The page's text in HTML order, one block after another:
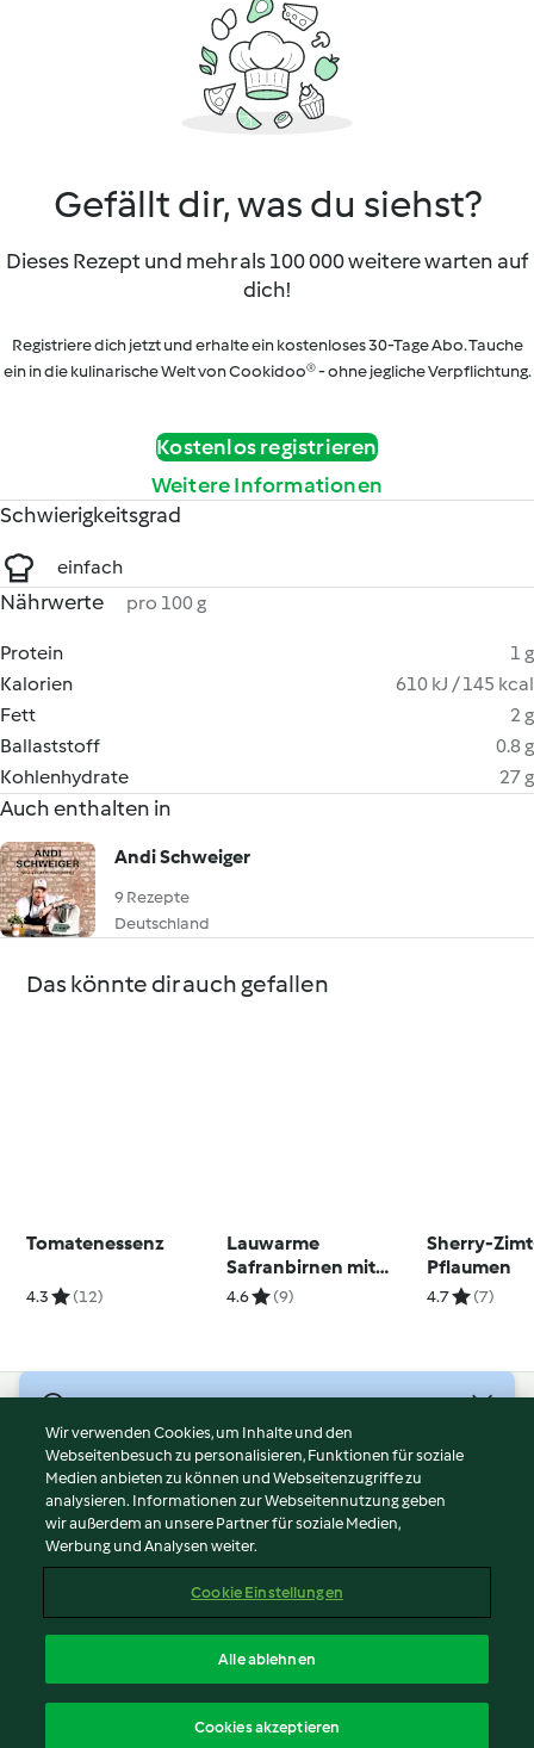
Gefällt dir, was du siehst?
Dieses Rezept und mehr als 100 000 weitere warten auf
dich!
Registriere dich jetzt und erhalte ein kostenloses 30-Tage Abo. Tauche
ein in die kulinarische Welt von Cookidoo® - ohne jegliche Verpflichtung.
Kostenlos registrieren
Weitere Informationen
Schwierigkeitsgrad
einfach
Nährwerte pro 100 g
Protein
1 g
Kalorien
610 kJ / 145 kcal
Fett
2 g
Ballaststoff
0.8 g
Kohlenhydrate
27 g
Auch enthalten in
Andi Schweiger
9 Rezepte
Deutschland
Das könnte dir auch gefallen
Tomatenessenz
4.3 (12)
Lauwarme
Safranbirnen mit
Zabaglione
4.6 (9)
Sherry-
Pflaumen
4.7 (7)
Nutzungsbedingungen
Datenschutzrichtlinien
Disclaimer
Impressum
Inhalt melden
Erklärung zur Barrierefreiheit
Wir verwenden Cookies, um Inhalte und den
Webseitenbesuch zu personalisieren, Funktionen für soziale
Medien anbieten zu können und Webseitenzugriffe zu
analysieren. Informationen zur Webseitennutzung geben
wir außerdem an unsere Partner für soziale Medien,
Werbung und Analysen weiter.
Cookie Einstellungen
Alle ablehnen
Cookies akzeptieren